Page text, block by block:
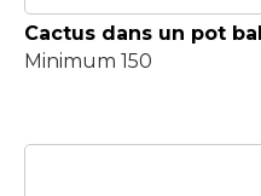
Cactus dans un pot
Minimum 150